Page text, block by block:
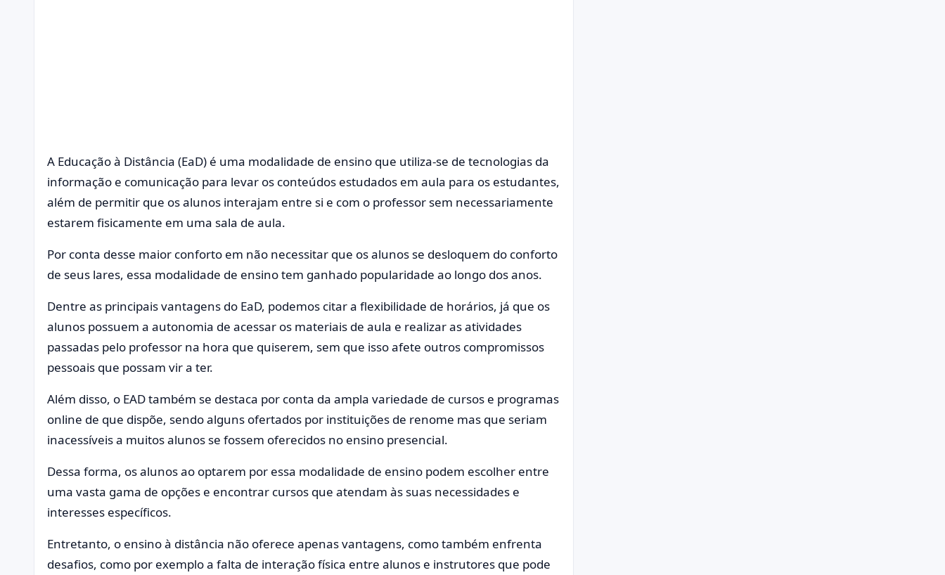
A Educação à Distância (EaD) é uma modalidade de ensino que utiliza-se de tecnologias da
informação e comunicação para levar os conteúdos estudados em aula para os estudantes,
além de permitir que os alunos interajam entre si e com o professor sem necessariamente
estarem fisicamente em uma sala de aula.
Por conta desse maior conforto em não necessitar que os alunos se desloquem do conforto
de seus lares, essa modalidade de ensino tem ganhado popularidade ao longo dos anos.
Dentre as principais vantagens do EaD, podemos citar a flexibilidade de horários, já que os
alunos possuem a autonomia de acessar os materiais de aula e realizar as atividades
passadas pelo professor na hora que quiserem, sem que isso afete outros compromissos
pessoais que possam vir a ter.
Além disso, o EAD também se destaca por conta da ampla variedade de cursos e programas
online de que dispõe, sendo alguns ofertados por instituições de renome mas que seriam
inacessíveis a muitos alunos se fossem oferecidos no ensino presencial.
Dessa forma, os alunos ao optarem por essa modalidade de ensino podem escolher entre
uma vasta gama de opções e encontrar cursos que atendam às suas necessidades e
interesses específicos.
Entretanto, o ensino à distância não oferece apenas vantagens, como também enfrenta
desafios, como por exemplo a falta de interação física entre alunos e instrutores que pode